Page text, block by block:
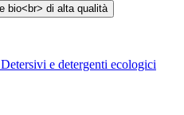
Detersivi e detergenti ecologici